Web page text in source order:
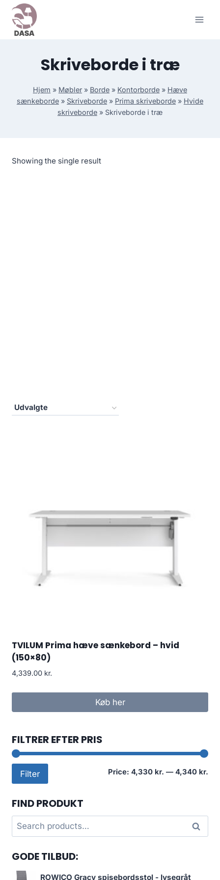
Skip
content
Skriveborde i træ
Hjem » Møbler » Borde » Kontorborde » Hæve
sænkeborde » Skriveborde » Prima skriveborde » Hvide
skriveborde » Skriveborde i træ
Showing the single result
TVILUM Prima hæve sænkebord – hvid
(150×80)
4,339.00 kr.
Køb her
FILTRER EFTER PRIS
Filter Price: 4,330 kr. — 4,340 kr.
FIND PRODUKT
Search
for:
Search
GODE TILBUD:
ROWICO Gracy spisebordsstol - lysegråt